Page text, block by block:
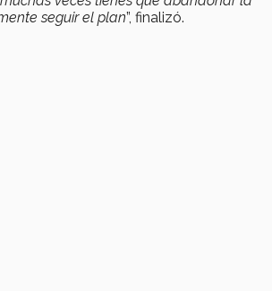
seguir el plan”, finalizó.